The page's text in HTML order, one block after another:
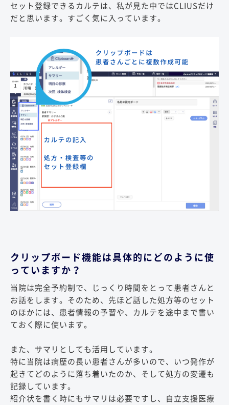
セット登録できるカルテは、私が見た中ではCLIUSだけ
だと思います。すごく気に入っています。
クリップボード機能は具体的にどのように使
っていますか？
当院は完全予約制で、じっくり時間をとって患者さんと
お話をします。そのため、先ほど話した処方等のセット
のほかには、患者情報の予習や、カルテを途中まで書い
ておく際に使います。
また、サマリとしても活用しています。
特に当院は病歴の長い患者さんが多いので、いつ発作が
起きてどのように落ち着いたのか、そして処方の変遷も
記録しています。
紹介状を書く時にもサマリは必要ですし、自立支援医療